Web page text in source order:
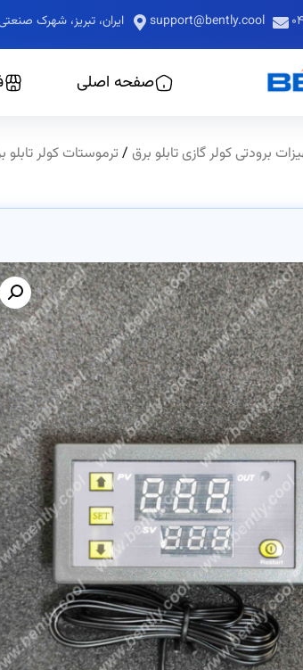
۲ support@bently.cool ایران، تبریز، شهرک
صفحه اصلی
برودتی کولر گازی تابلو برق /ترموستات کولر تابلو